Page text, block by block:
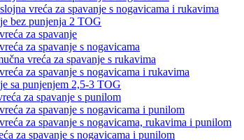
vreća za spavanje s nogavicama i rukavima
bez punjenja 2 TOG
za spavanje
za spavanje s nogavicama
vreća za spavanje s rukavima
za spavanje s nogavicama i rukavima
sa punjenjem 2,5-3 TOG
za spavanje s punilom
za spavanje s nogavicama i punilom
za spavanje s nogavicama, rukavima i punilom
za spavanje s nogavicama i punilom